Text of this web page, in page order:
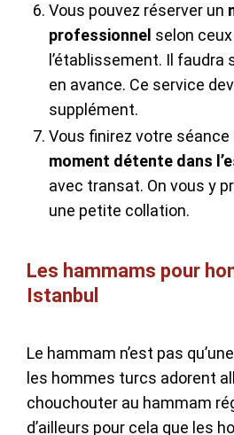
Vous pouvez réserver un
professionnel selon
l’établissement. Il faudra
en avance. Ce service
supplément.
Vous finirez votre
moment détente dans
avec transat. On vous y
une petite collation.
Les hammams pour
Istanbul
Le hammam n’est pas
les hommes turcs adorent
chouchouter au hammam
d’ailleurs pour cela que les